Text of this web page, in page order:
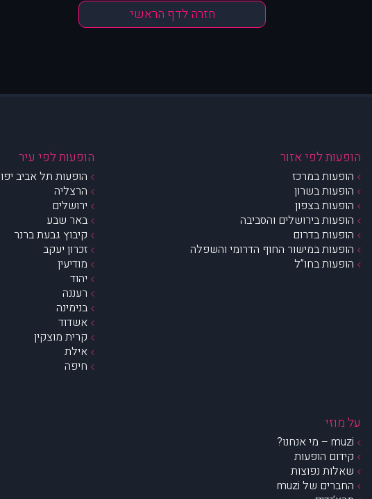
חזרה לדף הראשי
הופעות לפי אזור
הופעות במרכז
הופעות בשרון
הופעות בצפון
הופעות בירושלים והסביבה
הופעות בדרום
הופעות במישור החוף הדרומי והשפלה
הופעות בחו”ל
הופעות לפי עיר
הופעות תל אביב יפו
הרצליה
ירושלים
באר שבע
קיבוץ גבעת ברנר
זכרון יעקב
מודיעין
יהוד
רעננה
בנימינה
אשדוד
קרית מוצקין
אילת
חיפה
על מוזי
muzi – מי אנחנו?
קידום הופעות
שאלות נפוצות
החברים של muzi